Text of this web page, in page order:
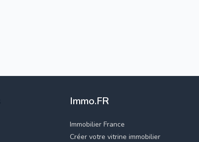
Immo.FR
Immobilier France
Créer votre vitrine immobilier